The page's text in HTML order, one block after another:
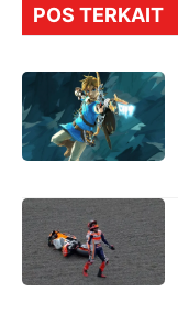
POS TERKAIT